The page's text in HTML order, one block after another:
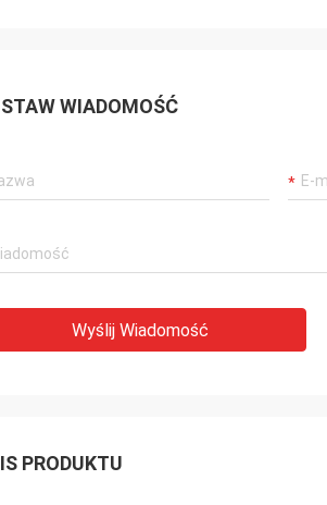
WIADOMOŚĆ
Wyślij Wiadomość
PRODUKTU